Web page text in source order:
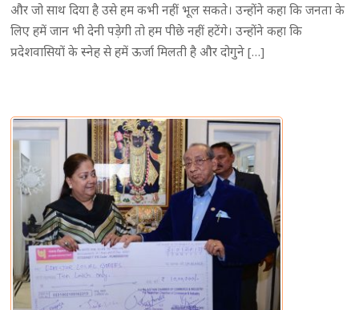
और जो साथ दिया है उसे हम कभी नहीं भूल सकते। उन्होंने कहा कि जनता के
लिए हमें जान भी देनी पड़ेगी तो हम पीछे नहीं हटेंगे। उन्होंने कहा कि
प्रदेशवासियों के स्नेह से हमें ऊर्जा मिलती है और दोगुने […]